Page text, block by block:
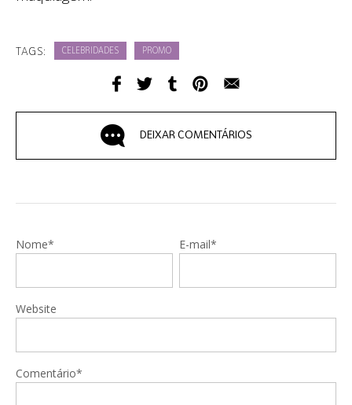
TAGS: CELEBRIDADES PROMO
DEIXAR COMENTÁRIOS
Nome* E-mail*
Website
Comentário*